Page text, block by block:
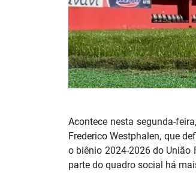
Acontece nesta segunda-
Frederico Westphalen, que
o biênio 2024-2026 do União
parte do quadro social há